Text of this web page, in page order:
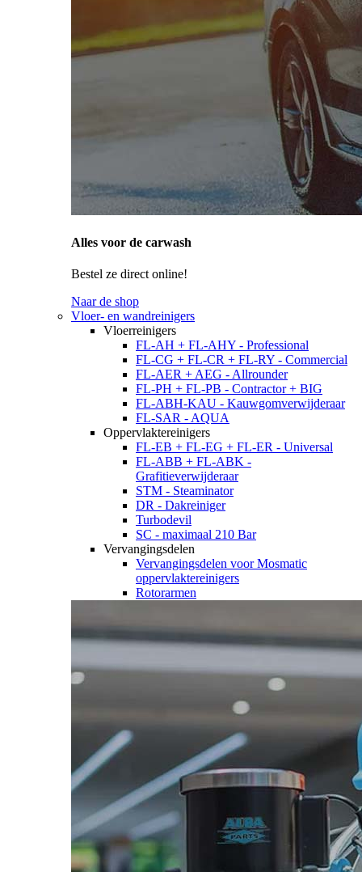
Alles voor de carwash
Bestel ze direct online!
Naar de shop
Vloer- en wandreinigers
Vloerreinigers
FL-AH + FL-AHY - Professional
FL-CG + FL-CR + FL-RY - Commercial
FL-AER + AEG - Allrounder
FL-PH + FL-PB - Contractor + BIG
FL-ABH-KAU - Kauwgomverwijderaar
FL-SAR - AQUA
Oppervlaktereinigers
FL-EB + FL-EG + FL-ER - Universal
FL-ABB + FL-ABK -
Grafitieverwijderaar
STM - Steaminator
DR - Dakreiniger
Turbodevil
SC - maximaal 210 Bar
Vervangingsdelen
Vervangingsdelen voor Mosmatic
oppervlaktereinigers
Rotorarmen